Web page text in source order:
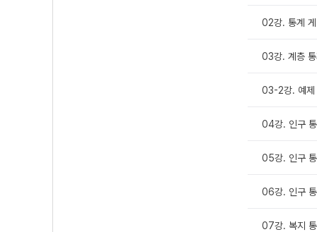
02강. 통계
03강. 계층
03-2강. 예
04강. 인구
05강. 인구
06강. 인구
07강. 복지